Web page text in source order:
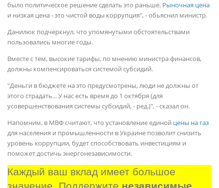
было политическое решение сделать это раньше. Рыночная цена
и низкая цена - это чистой воды коррупция", - обьяснил министр.
Данилюк подчеркнул, что упомянутыми обстоятельствами
пользовались многие годы.
Вместе с тем, высокие тарифы, по мнению министра финансов,
должны компенсироваться системой субсидий.
"Деньги в бюджете на это предусмотрены, люди не должны от
этого страдать... У нас есть время до 1 октября (для
усовершенствования системы субсидий, - ред.)", - сказал он.
Напомним, в МВФ считают, что установление единой цены на газ
для населения и промышленности в Украине позволит снизить
уровень коррупции, будет способствовать инвестициям и
поможет достичь энергонезависимости.
Каждый ваш вклад имеет большое